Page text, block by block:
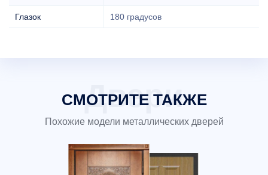
Глазок 180 градусов
СМОТРИТЕ ТАКЖЕ
Похожие модели металлических дверей